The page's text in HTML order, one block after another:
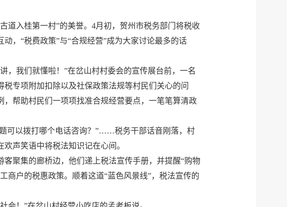
道入桂第一村”的美誉。4月初，贺州市税务部门将税收
，“税费政策”与“合规经营”成为大家讨论最多的话
，我们就懂啦！”在岔山村村委会的宣传展台前，一名
专项附加扣除以及社保政策法规等村民们关心的问
帮助村民们一项项找准合规经营要点，一笔笔算清政
可以拨打哪个电话咨询？”……税务干部话音刚落，村
声笑语中将税法知识记在心间。
聚集的廊桥边，他们递上税法宣传手册，并提醒“购物
商户的税惠政策。顺着这道“蓝色风景线”，税法宣传的